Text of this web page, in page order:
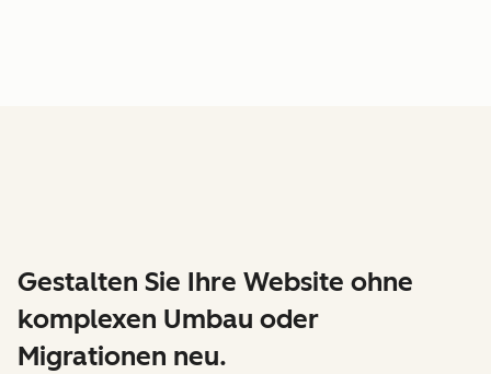
Gestalten Sie Ihre Website ohne
komplexen Umbau oder
Migrationen neu.